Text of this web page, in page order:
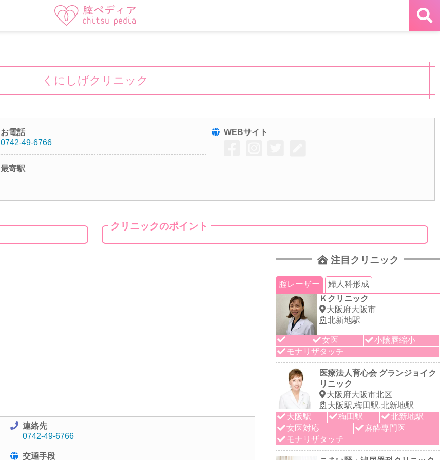
くにしげクリニック
最寄駅
お電話
0742-49-6766
WEBサイト
クリニックのポイント
連絡先
0742-49-6766
交通手段
注目クリニック
腟レーザー
婦人科形成
Ｋクリニック
大阪府大阪市
北新地駅
女医
小陰唇縮小
モナリザタッチ
医療法人育心会 グランジョイク
リニック
大阪府大阪市北区
大阪駅,梅田駅,北新地駅
大阪駅
梅田駅
北新地駅
女医対応
麻酔専門医
モナリザタッチ